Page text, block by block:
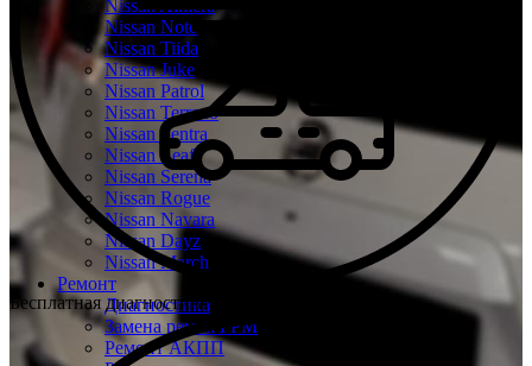
Nissan Almera
Nissan Note
Nissan Tiida
Nissan Juke
Nissan Patrol
Nissan Terrano
Nissan Sentra
Nissan Leaf
Nissan Serena
Nissan Rogue
Nissan Navara
Nissan Dayz
Nissan March
Ремонт
Диагностика
Замена ремня ГРМ
Ремонт АКПП
Бесплатная диагностика Ниссан